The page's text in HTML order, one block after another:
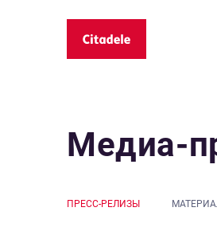
Медиа-
ПРЕСС-РЕЛИЗЫ